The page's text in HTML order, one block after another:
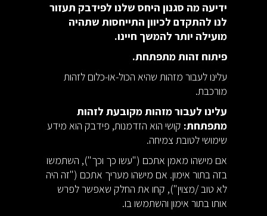
ידיעה מה סגנון היחס שלנו לפידבק תעזור
לנו להתקדם לכיוון התייחסות שתהיה
מועילה יותר להמשך חיינו.
פיתוח זהות מתפתחת.
עלינו לעבור מזהות שהיא הכול-או-כלום לזהות
מורכבת.
עלינו לעבור מזהות מקובעת לזהות
מתפתחת: קושי הוא הזדמנות, פידבק הוא מידע
שימושי לטובת צמיחה.
אם מישהו מאמן אתכם ("עשו כך וכך"), השתמשו
בזה בתור אימון. אם מישהו מעריך אתכם ("זה היה
לא טוב /מצוין"), קחו את החלק שאפשר לפרש
אותו בתור אימון והשתמשו בו.